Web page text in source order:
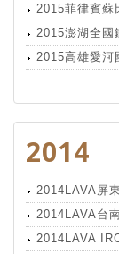
2015菲律賓蘇
2015澎湖全國
2015高雄愛河
2014
2014LAVA屏
2014LAVA台
2014LAVA